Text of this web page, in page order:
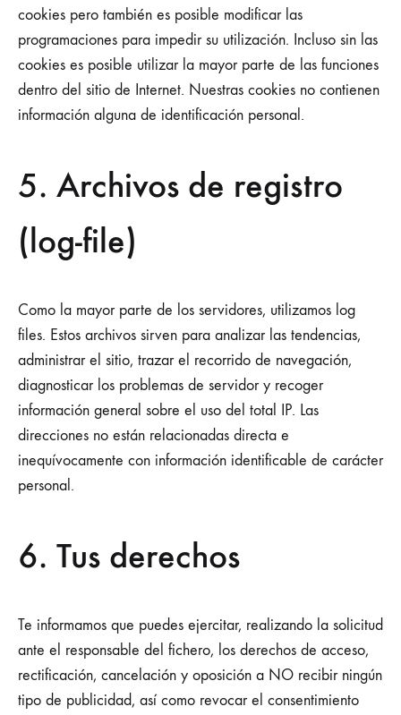
cookies pero también es posible modificar las
programaciones para impedir su utilización. Incluso sin las
cookies es posible utilizar la mayor parte de las funciones
dentro del sitio de Internet. Nuestras cookies no contienen
información alguna de identificación personal.
5. Archivos de registro
(log-file)
Como la mayor parte de los servidores, utilizamos log
files. Estos archivos sirven para analizar las tendencias,
administrar el sitio, trazar el recorrido de navegación,
diagnosticar los problemas de servidor y recoger
información general sobre el uso del total IP. Las
direcciones no están relacionadas directa e
inequívocamente con información identificable de carácter
personal.
6. Tus derechos
Te informamos que puedes ejercitar, realizando la solicitud
ante el responsable del fichero, los derechos de acceso,
rectificación, cancelación y oposición a NO recibir ningún
tipo de publicidad, así como revocar el consentimiento